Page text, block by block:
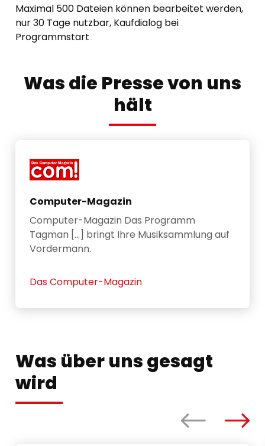
Maximal 500 Dateien können bearbeitet werden,
nur 30 Tage nutzbar, Kaufdialog bei
Programmstart
Was die Presse von uns
hält
Computer-Magazin
Computer-Magazin Das Programm
Tagman [...] bringt Ihre Musiksammlung auf
Vordermann.
Das Computer-Magazin
Was über uns gesagt
wird